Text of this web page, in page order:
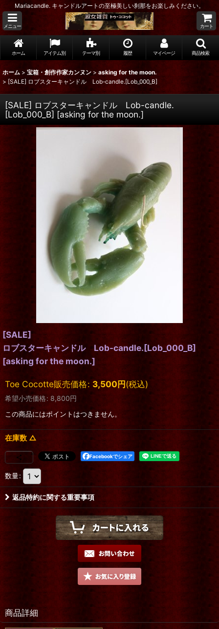
Mariacandle. キャンドルアートの至極美しい刹那をお楽しみください。
メニュー カート
ホーム アイテム別 テーマ別 履歴 マイページ 商品検索
ホーム > 宝箱・創作作家カンヌン > asking for the moon.
> [SALE] ロブスターキャンドル Lob-candle.[Lob_000_B]
[SALE] ロブスターキャンドル Lob-candle.
[Lob_000_B] [asking for the moon.]
[SALE]
ロブスターキャンドル Lob-candle.[Lob_000_B]
[asking for the moon.]
Toe Cocotte販売価格: 3,500円(税込)
希望小売価格: 8,800円
この商品にはポイントはつきません。
在庫数 △
Facebookでシェア
数量:
返品特約に関する重要事項
商品詳細